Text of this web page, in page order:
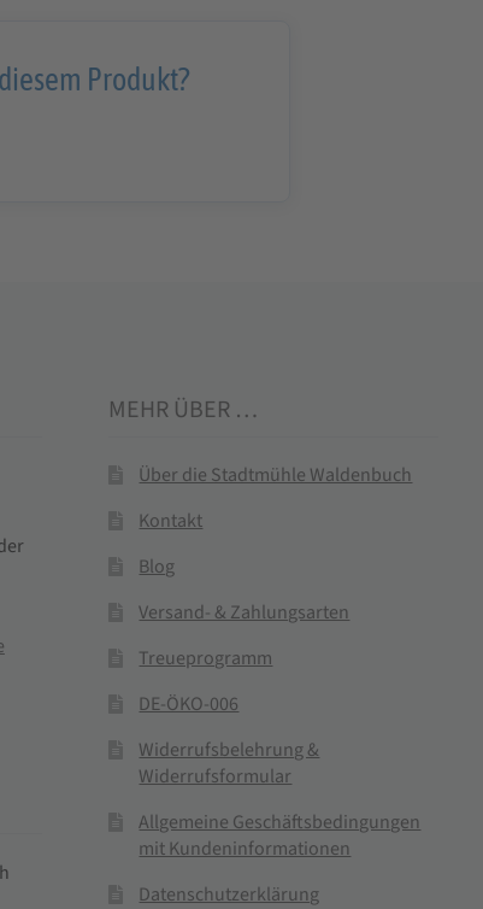
Produkt?
MEHR ÜBER …
Über die Stadtmühle Waldenbuch
Kontakt
Blog
Versand- & Zahlungsarten
Treueprogramm
DE-ÖKO-006
Widerrufsbelehrung &
Widerrufsformular
Allgemeine Geschäftsbedingungen
mit Kundeninformationen
Datenschutzerklärung